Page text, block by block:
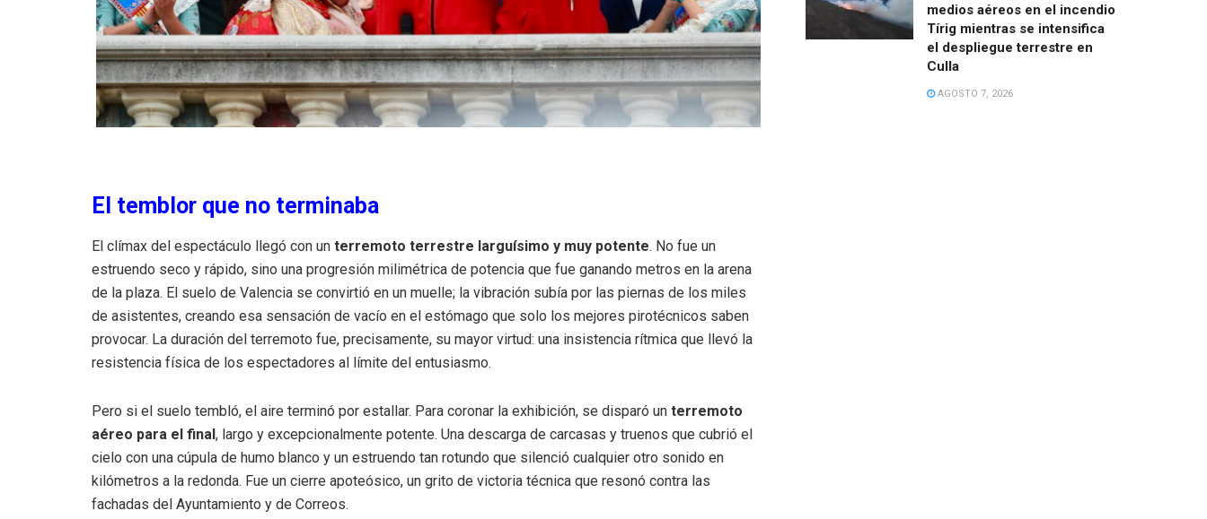
El temblor que no terminaba
El clímax del espectáculo llegó con un terremoto terrestre larguísimo y muy potente. No fue un
estruendo seco y rápido, sino una progresión milimétrica de potencia que fue ganando metros en la arena
de la plaza. El suelo de Valencia se convirtió en un muelle; la vibración subía por las piernas de los miles
de asistentes, creando esa sensación de vacío en el estómago que solo los mejores pirotécnicos saben
provocar. La duración del terremoto fue, precisamente, su mayor virtud: una insistencia rítmica que llevó la
resistencia física de los espectadores al límite del entusiasmo.
Pero si el suelo tembló, el aire terminó por estallar. Para coronar la exhibición, se disparó un terremoto
aéreo para el final, largo y excepcionalmente potente. Una descarga de carcasas y truenos que cubrió el
cielo con una cúpula de humo blanco y un estruendo tan rotundo que silenció cualquier otro sonido en
kilómetros a la redonda. Fue un cierre apoteósico, un grito de victoria técnica que resonó contra las
fachadas del Ayuntamiento y de Correos.
medios aéreos en el incendio
Tírig mientras se intensifica
el despliegue terrestre en
Culla
AGOSTO 7, 2026